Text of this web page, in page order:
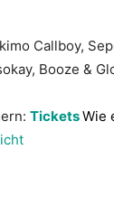
Callboy,
Booze &
TicketsWie